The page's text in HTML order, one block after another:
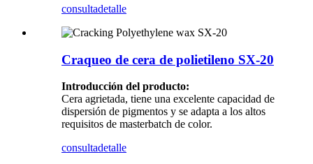
consultadetalle
Craqueo de cera de polietileno SX-20
Introducción del producto:
Cera agrietada, tiene una excelente capacidad de
dispersión de pigmentos y se adapta a los altos
requisitos de masterbatch de color.
consultadetalle